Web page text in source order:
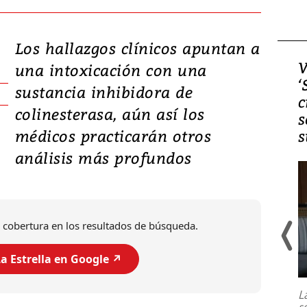
Los hallazgos clínicos apuntan a
una intoxicación con una
sustancia inhibidora de
colinesterasa, aún así los
médicos practicarán otros
análisis más profundos
en los resultados de búsqueda.
Estrella en Google ↗️
Video, Japón: Terremoto
deja heridos y graves
daños en Kumamoto
Un fuerte terremoto de magnitud
7,1 se registró este martes 28 de